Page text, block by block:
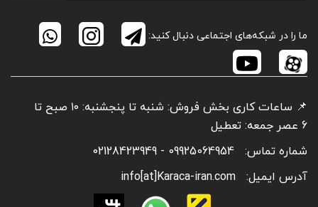
ما را در شبکه‌های اجتماعی دنبال کنید:
📌 ساعات کاری بخش فروش: شنبه تا پنجشنبه: ۱۰ صبح تا
6 عصر جمعه: تعطیل
شماره تماس:
09925064954 - 02128423949
آدرس ایمیل:
info[at]Karaca-iran.com